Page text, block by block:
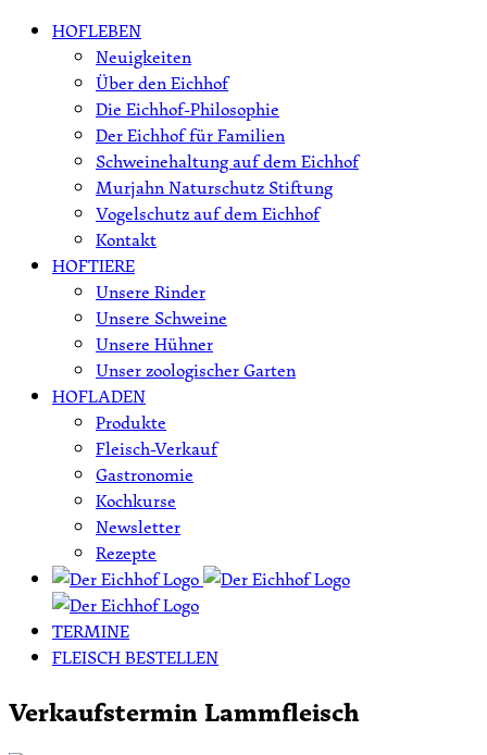
Skip HOFLEBEN
Neuigkeiten
Über den Eichhof
Die Eichhof-Philosophie
Der Eichhof für Familien
Schweinehaltung auf dem Eichhof
Murjahn Naturschutz Stiftung
Vogelschutz auf dem Eichhof
Kontakt
HOFTIERE
Unsere Rinder
Unsere Schweine
Unsere Hühner
Unser zoologischer Garten
HOFLADEN
Produkte
Fleisch-Verkauf
Gastronomie
Kochkurse
Newsletter
Rezepte
TERMINE
FLEISCH BESTELLEN
Verkaufstermin Lammfleisch